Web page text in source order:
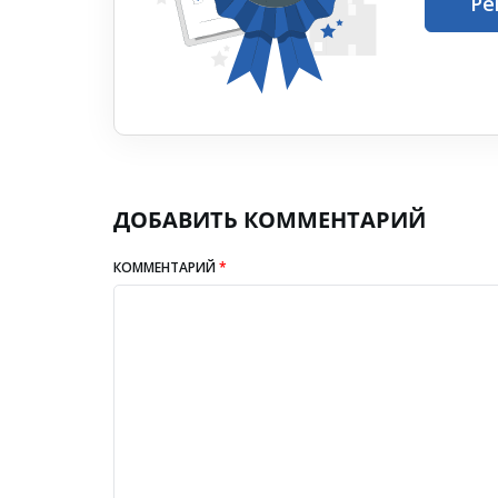
ДОБАВИТЬ КОММЕНТАРИЙ
КОММЕНТАРИЙ*